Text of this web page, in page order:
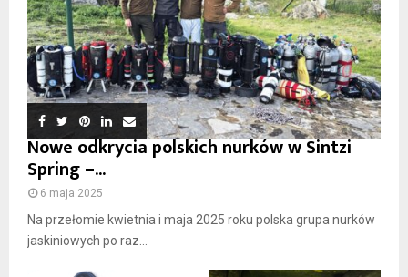
Nowe odkrycia polskich nurków w Sintzi
Spring –...
6 maja 2025
Na przełomie kwietnia i maja 2025 roku polska grupa nurków
jaskiniowych po raz...